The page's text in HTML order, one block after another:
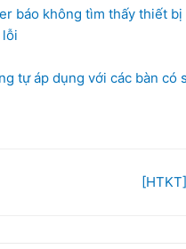
báo không tìm thấy thiết bị
lỗi
tự áp dụng với các bàn có